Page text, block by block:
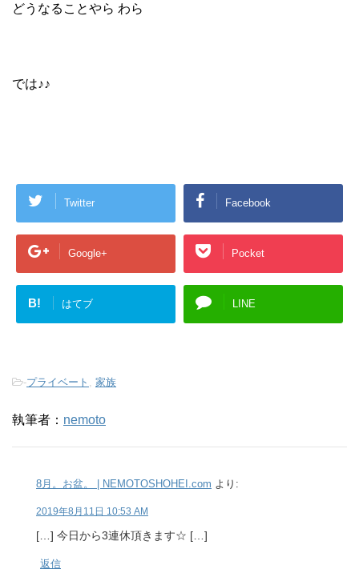
どうなることやら わら
では♪♪
Twitter Facebook
Google+ Pocket
B! はてブ LINE
-プライベート 家族
執筆者： nemoto
8月。お盆。 | NEMOTOSHOHEI.com より:
2019年8月11日 10:53 AM
[…] 今日から3連休頂きます☆ […]
返信